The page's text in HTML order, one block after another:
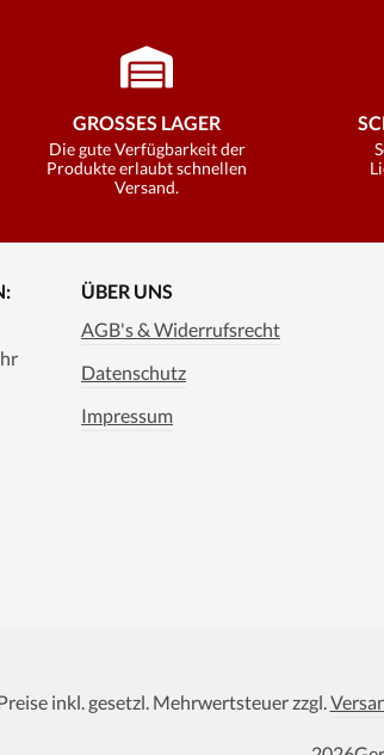
GROSSES LAGER
Die gute Verfügbarkeit der
Produkte erlaubt schnellen
Versand.
ÜBER UNS
AGB's & Widerrufsrecht
Datenschutz
Impressum
inkl. gesetzl. Mehrwertsteuer zzgl.